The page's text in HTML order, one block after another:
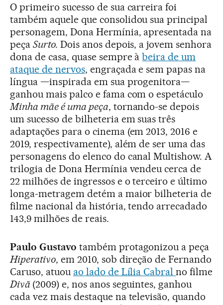
O primeiro sucesso de sua carreira foi
também aquele que consolidou sua principal
personagem, Dona Hermínia, apresentada na
peça Surto. Dois anos depois, a jovem senhora
dona de casa, quase sempre àbeira de um
ataque de nervos, engraçada e sem papas na
língua —inspirada em sua progenitora—
ganhou mais palco e fama com o espetáculo
Minha mãe é uma peça, tornando-se depois
um sucesso de bilheteria em suas três
adaptações para o cinema (em 2013, 2016 e
2019, respectivamente), além de ser uma das
personagens do elenco do canal Multishow. A
trilogia de Dona Hermínia vendeu cerca de
22 milhões de ingressos e o terceiro e último
longa-metragem detém a maior bilheteria de
filme nacional da história, tendo arrecadado
143,9 milhões de reais.
Paulo Gustavo também protagonizou a peça
Hiperativo, em 2010, sob direção de Fernando
Caruso, atuou ao lado de Lília Cabralno filme
Divã (2009) e, nos anos seguintes, ganhou
cada vez mais destaque na televisão, quando